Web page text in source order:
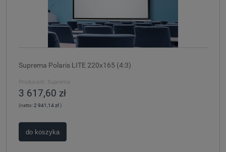
Suprema Polaris LITE 220x165 (4:3)
Producent: Suprema
3 617,60 zł
(netto:2 941,14 zł)
do koszyka